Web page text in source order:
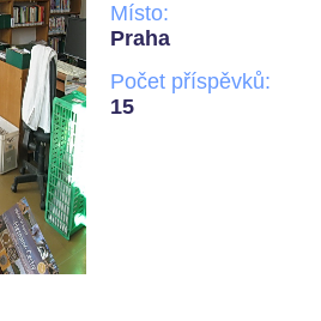
Místo:
Praha
Počet příspěvků:
15